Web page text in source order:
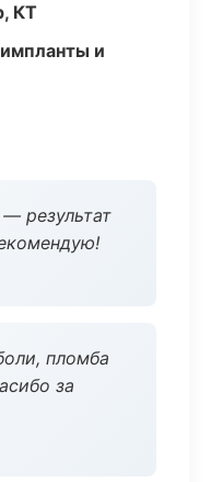
КТ
и
результат
пломба
за